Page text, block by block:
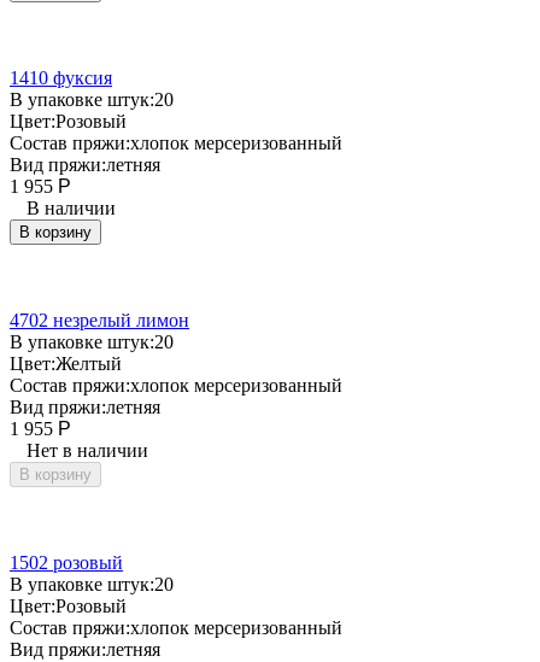
1410 фуксия
В упаковке штук:20
Цвет:Розовый
Состав пряжи:хлопок мерсеризованный
Вид пряжи:летняя
1 955 Р
В наличии
В корзину
4702 незрелый лимон
В упаковке штук:20
Цвет:Желтый
Состав пряжи:хлопок мерсеризованный
Вид пряжи:летняя
1 955 Р
Нет в наличии
В корзину
1502 розовый
В упаковке штук:20
Цвет:Розовый
Состав пряжи:хлопок мерсеризованный
Вид пряжи:летняя